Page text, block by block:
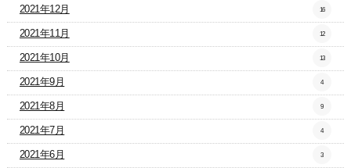
2021年12月 16
2021年11月 12
2021年10月 13
2021年9月 4
2021年8月 9
2021年7月 4
2021年6月 3